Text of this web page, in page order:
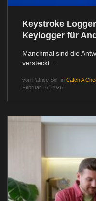
Keystroke
Keylogger für
Manchmal sind die
versteckt...
von Patrice Sol in Catch A
Februar 16, 2026